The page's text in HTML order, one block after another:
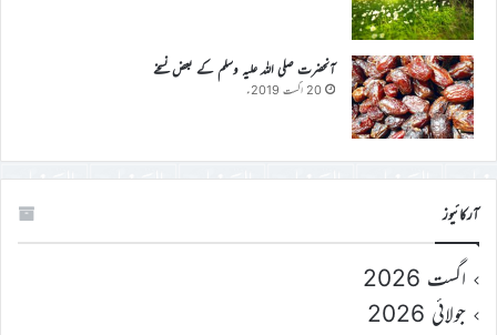
آنحضرت صلی اللہ علیہ وسلم کے بعض نسخے
20 اگست 2019ء
آرکائیوز
اگست 2026
جولائی 2026